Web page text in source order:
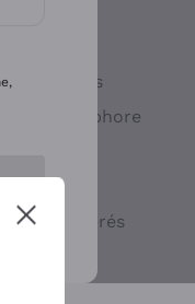
indigènes
en Amphore
macérés
des